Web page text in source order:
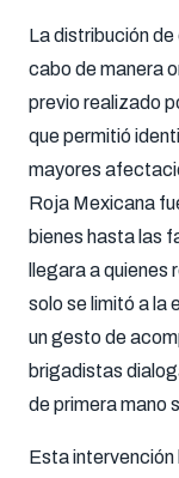
La distribución
cabo de manera
previo realizado
que permitió
mayores
Roja Mexicana
bienes hasta las
llegara a
solo se limitó a la
un gesto de
brigadistas
de primera mano
Esta intervención